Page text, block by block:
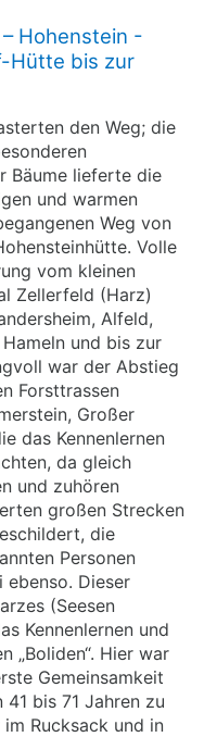
Hohenstein -
Hütte bis zur
den Weg; die
Bäume lieferte die
und warmen
Weg von
Volle
vom kleinen
Zellerfeld (Harz)
Alfeld,
und bis zur
war der Abstieg
Forsttrassen
Großer
das Kennenlernen
da gleich
und zuhören
großen Strecken
die
Personen
ebenso. Dieser
(Seesen
Kennenlernen und
„Boliden“. Hier war
Gemeinsamkeit
bis 71 Jahren zu
Rucksack und in